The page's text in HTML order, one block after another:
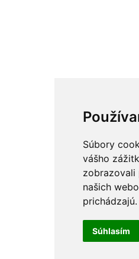
Súbory
vášho
zobrazovali
našich
prichádzajú.
Súhlasím